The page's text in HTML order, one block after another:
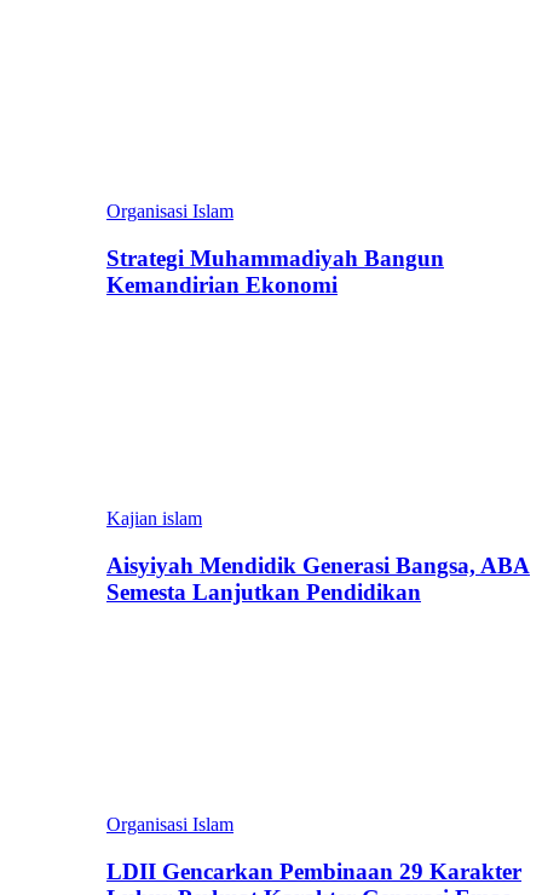
Organisasi Islam
Strategi Muhammadiyah Bangun
Kemandirian Ekonomi
Kajian islam
Aisyiyah Mendidik Generasi Bangsa, ABA
Semesta Lanjutkan Pendidikan
Organisasi Islam
LDII Gencarkan Pembinaan 29 Karakter